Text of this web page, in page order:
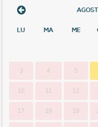
LU MA ME
3 4 5
10 11 12
17 18 19